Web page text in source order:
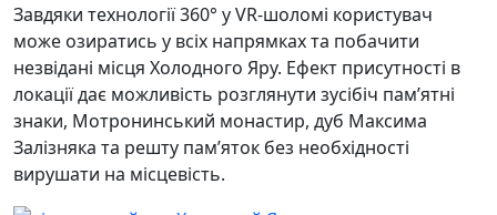
Завдяки технології 360° у VR-шоломі користувач
може озиратись у всіх напрямках та побачити
незвідані місця Холодного Яру. Ефект присутності в
локації дає можливість розглянути зусібіч пам’ятні
знаки, Мотронинський монастир, дуб Максима
Залізняка та решту пам’яток без необхідності
вирушати на місцевість.